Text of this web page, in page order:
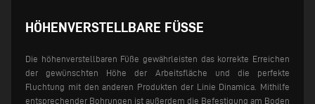
HÖHENVERSTELLBARE FÜSSE
Die höhenverstellbaren Füße gewährleisten das korrekte Erreichen
der gewünschten Höhe der Arbeitsfläche und die perfekte
Fluchtung mit den anderen Produkten der Linie Dinamica. Mithilfe
entsprechender Bohrungen ist außerdem die Befestigung am Boden